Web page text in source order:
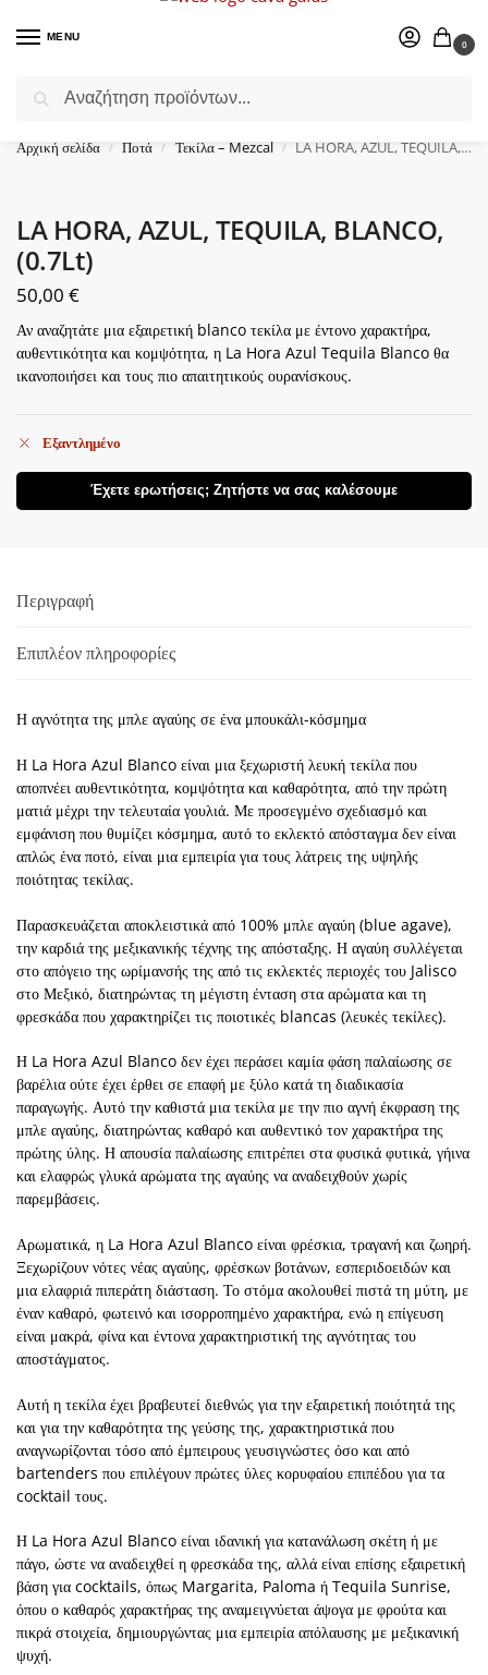
MENU
0
Επιλέξτε ένα δώρο για το αγαπημένο σας πρόσωπο.
Αρχική σελίδα / Ποτά / Τεκίλα – Mezcal / LA HORA, AZUL, TEQUILA, BLANCO, (0.7Lt)
LA HORA, AZUL, TEQUILA, BLANCO,
(0.7Lt)
50,00 €
Αν αναζητάτε μια εξαιρετική blanco τεκίλα με έντονο χαρακτήρα,
αυθεντικότητα και κομψότητα, η La Hora Azul Tequila Blanco θα
ικανοποιήσει και τους πιο απαιτητικούς ουρανίσκους.
Εξαντλημένο
Έχετε ερωτήσεις; Ζητήστε να σας καλέσουμε
Περιγραφή
Επιπλέον πληροφορίες
Η αγνότητα της μπλε αγαύης σε ένα μπουκάλι-κόσμημα
Η La Hora Azul Blanco είναι μια ξεχωριστή λευκή τεκίλα που
αποπνέει αυθεντικότητα, κομψότητα και καθαρότητα, από την πρώτη
ματιά μέχρι την τελευταία γουλιά. Με προσεγμένο σχεδιασμό και
εμφάνιση που θυμίζει κόσμημα, αυτό το εκλεκτό απόσταγμα δεν είναι
απλώς ένα ποτό, είναι μια εμπειρία για τους λάτρεις της υψηλής
ποιότητας τεκίλας.
Παρασκευάζεται αποκλειστικά από 100% μπλε αγαύη (blue agave),
την καρδιά της μεξικανικής τέχνης της απόσταξης. Η αγαύη συλλέγεται
στο απόγειο της ωρίμανσής της από τις εκλεκτές περιοχές του Jalisco
στο Μεξικό, διατηρώντας τη μέγιστη ένταση στα αρώματα και τη
φρεσκάδα που χαρακτηρίζει τις ποιοτικές blancas (λευκές τεκίλες).
Η La Hora Azul Blanco δεν έχει περάσει καμία φάση παλαίωσης σε
βαρέλια ούτε έχει έρθει σε επαφή με ξύλο κατά τη διαδικασία
παραγωγής. Αυτό την καθιστά μια τεκίλα με την πιο αγνή έκφραση της
μπλε αγαύης, διατηρώντας καθαρό και αυθεντικό τον χαρακτήρα της
πρώτης ύλης. Η απουσία παλαίωσης επιτρέπει στα φυσικά φυτικά, γήινα
και ελαφρώς γλυκά αρώματα της αγαύης να αναδειχθούν χωρίς
παρεμβάσεις.
Αρωματικά, η La Hora Azul Blanco είναι φρέσκια, τραγανή και ζωηρή.
Ξεχωρίζουν νότες νέας αγαύης, φρέσκων βοτάνων, εσπεριδοειδών και
μια ελαφριά πιπεράτη διάσταση. Το στόμα ακολουθεί πιστά τη μύτη, με
έναν καθαρό, φωτεινό και ισορροπημένο χαρακτήρα, ενώ η επίγευση
είναι μακρά, φίνα και έντονα χαρακτηριστική της αγνότητας του
αποστάγματος.
Αυτή η τεκίλα έχει βραβευτεί διεθνώς για την εξαιρετική ποιότητά της
και για την καθαρότητα της γεύσης της, χαρακτηριστικά που
αναγνωρίζονται τόσο από έμπειρους γευσιγνώστες όσο και από
bartenders που επιλέγουν πρώτες ύλες κορυφαίου επιπέδου για τα
cocktail τους.
Η La Hora Azul Blanco είναι ιδανική για κατανάλωση σκέτη ή με
πάγο, ώστε να αναδειχθεί η φρεσκάδα της, αλλά είναι επίσης εξαιρετική
βάση για cocktails, όπως Margarita, Paloma ή Tequila Sunrise,
όπου ο καθαρός χαρακτήρας της αναμειγνύεται άψογα με φρούτα και
πικρά στοιχεία, δημιουργώντας μια εμπειρία απόλαυσης με μεξικανική
ψυχή.